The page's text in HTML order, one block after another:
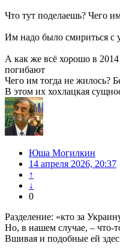
Что тут поделаешь? Чего
Им надо было смириться с
А как же всё хорошо в
погибают
Чего им тогда не жилось?
В этом их хохлацкая
Юша Могилкин
14 апреля 2026, 20:37
↑
↓
0
Разделение: «кто за
Но, в нашем случае, – что-
Вшивая и подобные ей